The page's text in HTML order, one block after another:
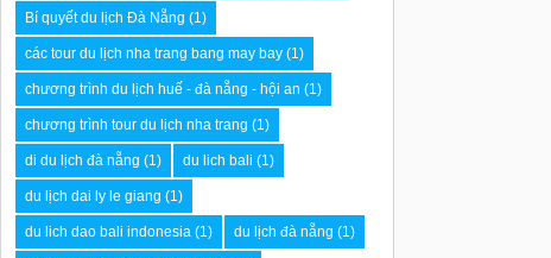
Bí quyết du lịch Đà Nẵng (1)
các tour du lịch nha trang bang may bay (1)
chương trình du lịch huế - đà nẵng - hội an (1)
chương trình tour du lịch nha trang (1)
di du lịch đà nẵng (1) du lich bali (1)
du lịch dai ly le giang (1)
du lich dao bali indonesia (1) du lịch đà nẵng (1)